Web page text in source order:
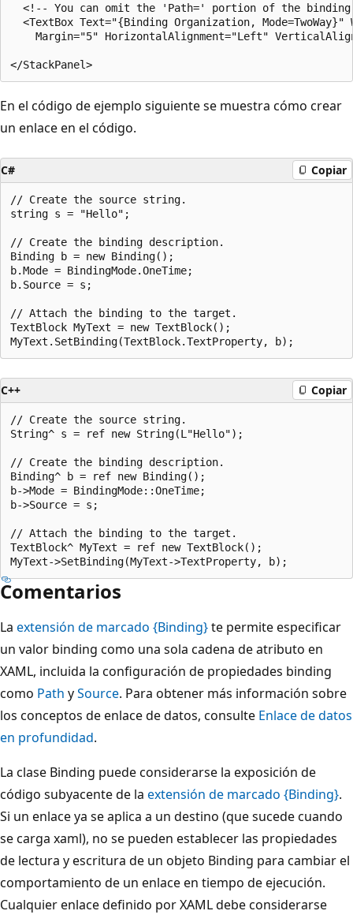
<!-- You can omit the 'Path=' portion of the
<TextBox Text="{Binding Organization,
Margin="5" HorizontalAlignment="Left"
En el código de ejemplo siguiente se muestra cómo crear
un enlace en el código.
C# Copiar
// Create the source string.
string s = "Hello";
// Create the binding description.
Binding b = new Binding();
b.Mode = BindingMode.OneTime;
b.Source = s;
// Attach the binding to the target.
TextBlock MyText = new TextBlock();
C++ Copiar
// Create the source string.
String^ s = ref new String(L"Hello");
// Create the binding description.
Binding^ b = ref new Binding();
b->Mode = BindingMode::OneTime;
b->Source = s;
// Attach the binding to the target.
TextBlock^ MyText = ref new TextBlock();
Comentarios
La extensión de marcado {Binding}te permite especificar
un valor binding como una sola cadena de atributo en
XAML, incluida la configuración de propiedades binding
como Path ySource. Para obtener más información sobre
los conceptos de enlace de datos, consulte Enlace de datos
en profundidad.
La clase Binding puede considerarse la exposición de
código subyacente de la extensión de marcado {Binding}.
Si un enlace ya se aplica a un destino (que sucede cuando
se carga xaml), no se pueden establecer las propiedades
de lectura y escritura de un objeto Binding para cambiar el
comportamiento de un enlace en tiempo de ejecución.
Cualquier enlace definido por XAML debe considerarse